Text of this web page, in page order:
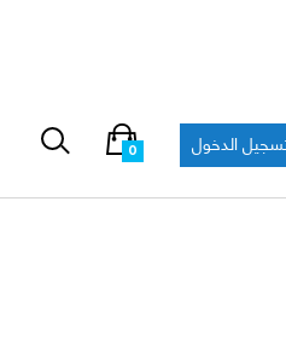
الدخول 0